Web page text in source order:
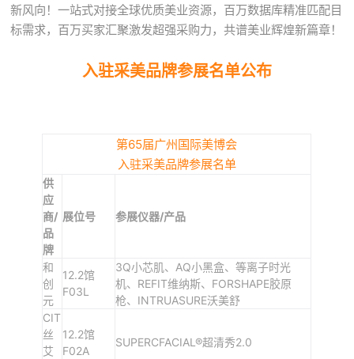
新风向！一站式对接全球优质美业资源，百万数据库精准匹配目
标需求，百万买家汇聚激发超强采购力，共谱美业辉煌新篇章！
入驻采美品牌参展名单公布
第65届广州国际美博会
入驻采美品牌参展名单
供
应
商/
品
牌
展位号 参展仪器/产品
和
创
元
12.2馆
F03L
3Q小芯肌、AQ小黑盒、等离子时光
机、REFIT维纳斯、FORSHAPE胶原
枪、INTRUASURE沃美舒
CIT
丝
艾
12.2馆
F02A
SUPERCFACIAL®超清秀2.0